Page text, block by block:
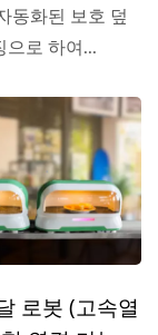
동화된 보호 덮
으로 하여...
로봇 (고속열